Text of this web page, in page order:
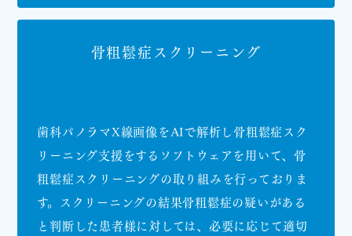
骨粗鬆症スクリーニング
歯科パノラマX線画像をAIで解析し骨粗鬆症スク
リーニング支援をするソフトウェアを用いて、骨
粗鬆症スクリーニングの取り組みを行っておりま
す。スクリーニングの結果骨粗鬆症の疑いがある
と判断した患者様に対しては、必要に応じて適切